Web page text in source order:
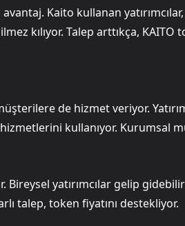
Kaito kullanan
kılıyor. Talep arttıkça, KAITO
de hizmet veriyor.
kullanıyor. Kurumsal
yatırımcılar gelip
talep, token fiyatını destekliyor.